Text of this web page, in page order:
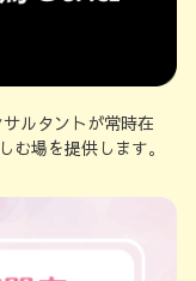
ルタントが常時在
場を提供します。